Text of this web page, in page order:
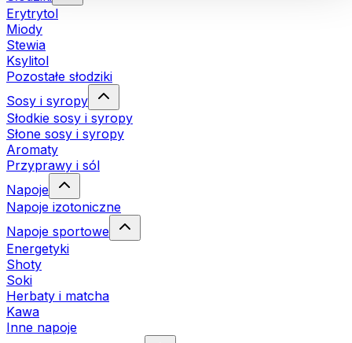
Erytrytol
Miody
Stewia
Ksylitol
Pozostałe słodziki
Sosy i syropy
Słodkie sosy i syropy
Słone sosy i syropy
Aromaty
Przyprawy i sól
Napoje
Napoje izotoniczne
Napoje sportowe
Energetyki
Shoty
Soki
Herbaty i matcha
Kawa
Inne napoje